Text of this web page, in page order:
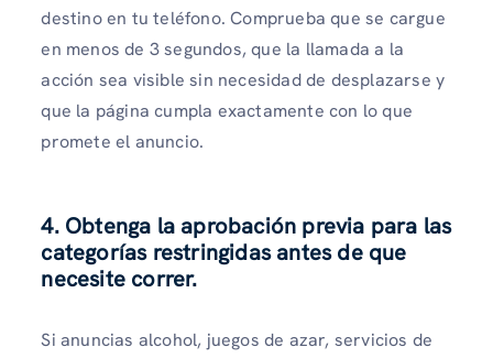
destino en tu teléfono. Comprueba que se cargue
en menos de 3 segundos, que la llamada a la
acción sea visible sin necesidad de desplazarse y
que la página cumpla exactamente con lo que
promete el anuncio.
4. Obtenga la aprobación previa para las
categorías restringidas antes de que
necesite correr.
Si anuncias alcohol, juegos de azar, servicios de